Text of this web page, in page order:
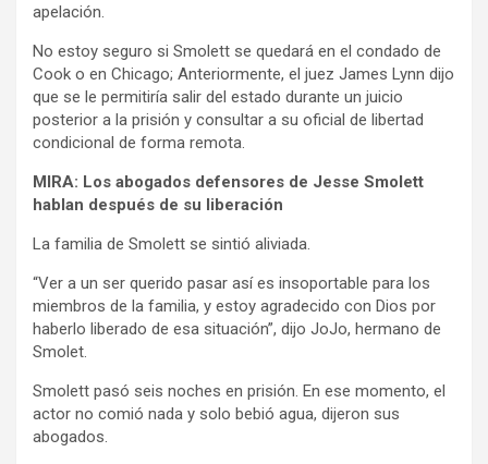
apelación.
No estoy seguro si Smolett se quedará en el condado de
Cook o en Chicago; Anteriormente, el juez James Lynn dijo
que se le permitiría salir del estado durante un juicio
posterior a la prisión y consultar a su oficial de libertad
condicional de forma remota.
MIRA: Los abogados defensores de Jesse Smolett
hablan después de su liberación
La familia de Smolett se sintió aliviada.
“Ver a un ser querido pasar así es insoportable para los
miembros de la familia, y estoy agradecido con Dios por
haberlo liberado de esa situación”, dijo JoJo, hermano de
Smolet.
Smolett pasó seis noches en prisión. En ese momento, el
actor no comió nada y solo bebió agua, dijeron sus
abogados.